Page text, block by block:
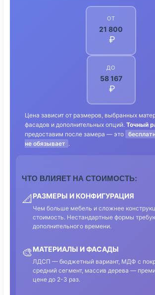
ОТ
21 800
₽
ДО
58 167
₽
Цена зависит от размеров, выбранных
фасадов и дополнительных опций. Точный
предоставим после замера — это
не обязывает .
ЧТО ВЛИЯЕТ НА СТОИМОСТЬ:
📐 РАЗМЕРЫ И КОНФИГУРАЦИЯ
Чем больше мебель и сложнее
стоимость. Нестандартные формы
дополнительного времени.
🎨МАТЕРИАЛЫ И ФАСАДЫ
ЛДСП — бюджетный вариант, МДФ с
средний сегмент, массив дерева —
цене до 2-3 раз.